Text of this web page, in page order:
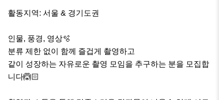
활동지역: 서울 & 경기도권
인물, 풍경, 영상🫧
분류 제한 없이 함께 즐겁게 촬영하고
같이 성장하는 자유로운 촬영 모임을 추구하는 분을 모집합
니다🙆🏻